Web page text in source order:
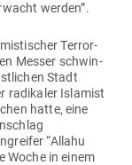
werden”.
Ter­ror­
Messer schwin­
Stadt
radi­kaler Islamist
hatte, eine
“Allahu
Woche in einem